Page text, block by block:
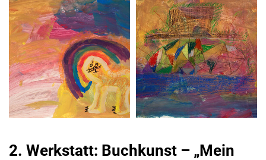
2. Werkstatt: Buchkunst – „Mein